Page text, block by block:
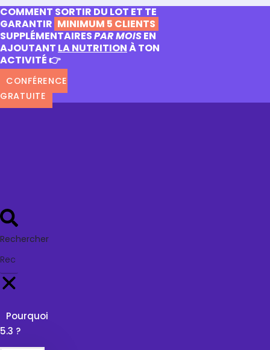
COMMENT SORTIR DU LOT ET TE
GARANTIR MINIMUM 5 CLIENTS
SUPPLÉMENTAIRESPAR MOISEN
AJOUTANT LA NUTRITIONÀ TON
ACTIVITÉ 👉
CONFÉRENCE
GRATUITE
Rechercher
Pourquoi
5.3 ?